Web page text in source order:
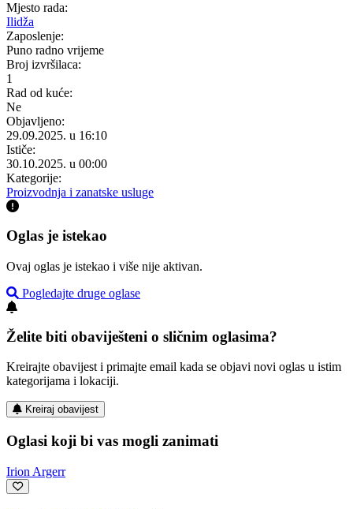
Mjesto rada:
Ilidža
Zaposlenje:
Puno radno vrijeme
Broj izvršilaca:
1
Rad od kuće:
Ne
Objavljeno:
29.09.2025. u 16:10
Ističe:
30.10.2025. u 00:00
Kategorije:
Proizvodnja i zanatske usluge
Oglas je istekao
Ovaj oglas je istekao i više nije aktivan.
Pogledajte druge oglase
Želite biti obaviješteni o sličnim oglasima?
Kreirajte obavijest i primajte email kada se objavi novi oglas u istim
kategorijama i lokaciji.
Kreiraj obavijest
Oglasi koji bi vas mogli zanimati
Irion Argerr